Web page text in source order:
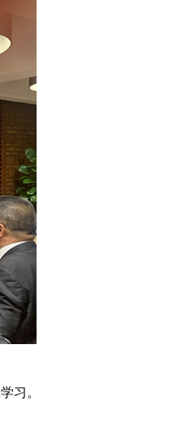
习。